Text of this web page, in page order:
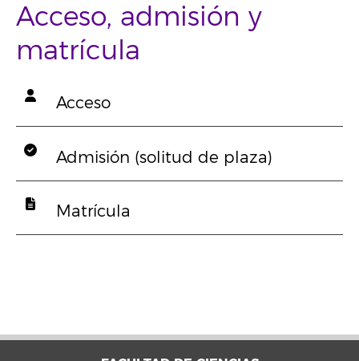
Acceso, admisión y
matrícula
Acceso
Admisión (solitud de plaza)
Matrícula